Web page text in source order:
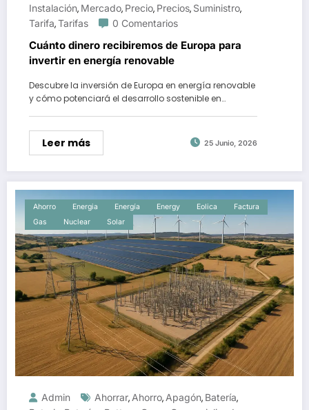
Instalación, Mercado, Precio, Precios, Suministro,
Tarifa,Tarifas 0 Comentarios
Cuánto dinero recibiremos de Europa para
invertir en energía renovable
Descubre la inversión de Europa en energía renovable
y cómo potenciará el desarrollo sostenible en…
Leer más 25 Junio, 2026
Ahorro Energia Energía Energy Eolica
Factura
Gas
Nuclear Solar
Admin Ahorrar, Ahorro, Apagón, Batería,